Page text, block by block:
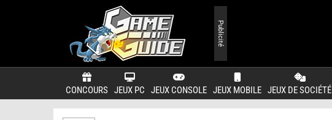
CONCOURS JEUX PC JEUX CONSOLE JEUX MOBILE JEUX DE SOCIÉTÉ
Publicité